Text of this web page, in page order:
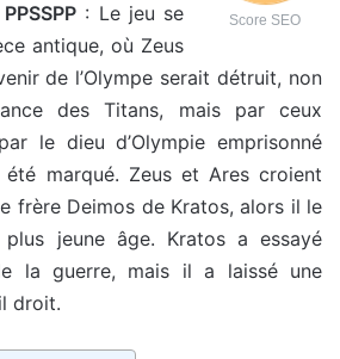
Score SEO
: Le jeu se
antique, où Zeus
de l’Olympe serait détruit, non
des Titans, mais par ceux
le dieu d’Olympie emprisonné
marqué. Zeus et Ares croient
frère Deimos de Kratos, alors il le
jeune âge. Kratos a essayé
la guerre, mais il a laissé une
droit.